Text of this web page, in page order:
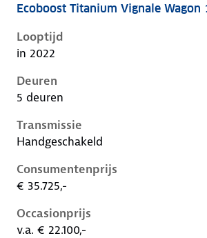
Ford Focus iv-1e-facelift, wagon
Ecoboost Titanium Vignale Wagon
Looptijd
in 2022
Deuren
5 deuren
Transmissie
Handgeschakeld
Consumentenprijs
€ 35.725,-
Occasionprijs
v.a. € 22.100,-